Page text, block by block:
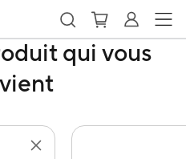
qui vous